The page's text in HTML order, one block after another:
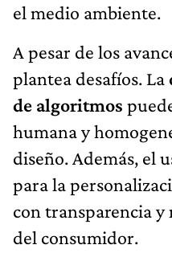
el medio ambiente.
A pesar de los
plantea desafíos. La
de algoritmos
humana y
diseño. Además, el
para la
con transparencia y
del consumidor.